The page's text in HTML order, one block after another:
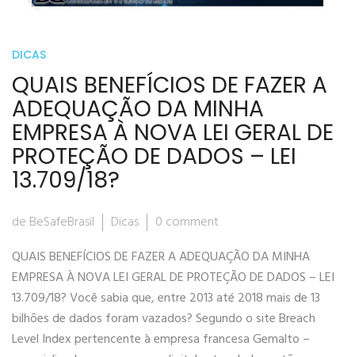
DICAS
QUAIS BENEFÍCIOS DE FAZER A
ADEQUAÇÃO DA MINHA
EMPRESA À NOVA LEI GERAL DE
PROTEÇÃO DE DADOS – LEI
13.709/18?
de BeSafeBrasil Dicas
0 comment
QUAIS BENEFÍCIOS DE FAZER A ADEQUAÇÃO DA MINHA
EMPRESA À NOVA LEI GERAL DE PROTEÇÃO DE DADOS – LEI
13.709/18? Você sabia que, entre 2013 até 2018 mais de 13
bilhões de dados foram vazados? Segundo o site Breach
Level Index pertencente à empresa francesa Gemalto –